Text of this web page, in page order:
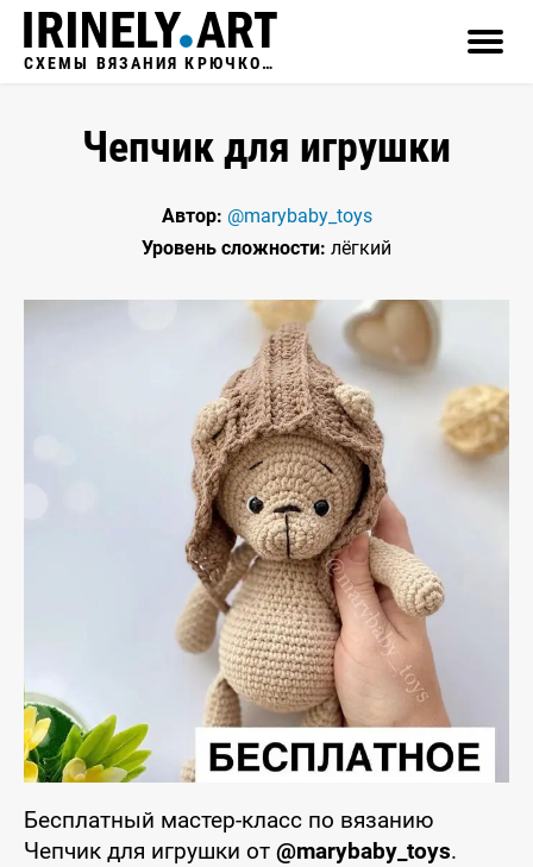
СХЕМЫ ВЯЗАНИЯ КРЮЧКОМ
Чепчик для игрушки
Автор: @marybaby_toys
Уровень сложности: лёгкий
Бесплатный мастер-класс по вязанию
Чепчик для игрушки от @marybaby_toys.